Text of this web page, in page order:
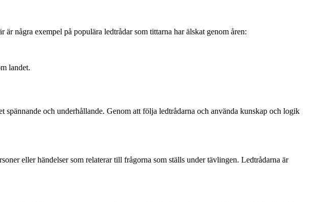
några exempel på populära ledtrådar som tittarna har älskat genom åren:
landet.
och underhållande. Genom att följa ledtrådarna och använda kunskap och logik
eller händelser som relaterar till frågorna som ställs under tävlingen. Ledtrådarna är